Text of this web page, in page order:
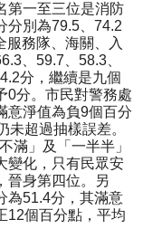
第一至三位是消防
分別為79.5、74.2
服務隊、海關、入
、59.7、58.3、
分，繼續是九個
0分。市民對警務處
意淨值為負9個百分
超過抽樣誤差。
滿」及「一半半」
變化，只有民眾安
晉身第四位。另
為51.4分，其滿意
12個百分點，平均